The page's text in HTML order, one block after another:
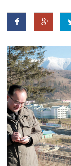
DOBRAVERO.HU
LATIMO.HU
GLOBOBOOK